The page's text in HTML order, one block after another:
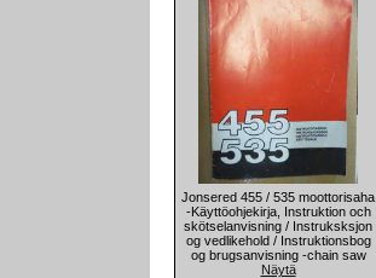
Jonsered 455 / 535 moottorisaha
-Käyttöohjekirja, Instruktion och
skötselanvisning / Instruksksjon
og vedlikehold / Instruktionsbog
og brugsanvisning -chain saw
Näytä